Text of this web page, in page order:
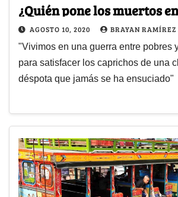
¿Quién pone los muertos
AGOSTO 10, 2020 BRAYAN RAMÍREZ
"Vivimos en una guerra entre pobres
para satisfacer los caprichos de una
déspota que jamás se ha ensuciado"